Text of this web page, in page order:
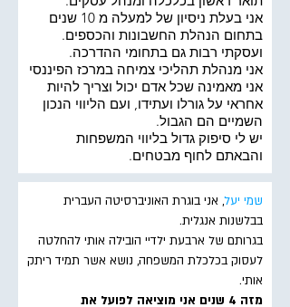
אני בעלת ניסיון של למעלה מ 10 שנים
בתחום הנהלת החשבונות והכספים.
ועסקתי רבות גם בתחומי ההדרכה.
אני מנהלת תהליכי צמיחה במרכז הפיננסי
אני מאמינה שכל אדם יכול וצריך להיות
אחראי על גורלו ועתידו, ועם הליווי הנכון
השמיים הם הגבול.
יש לי סיפוק גדול בליווי המשפחות
והבאתם לחוף מבטחים.
שמי יעל, אני בוגרת האוניברסיטה העברית
בבלשנות אנגלית.
בגרותם של ארבעת ילדיי הובילה אותי להחלטה
לעסוק בכלכלת המשפחה, נושא אשר תמיד ריתק
אותי.
מזה 4 שנים אני מוציאה לפועל את